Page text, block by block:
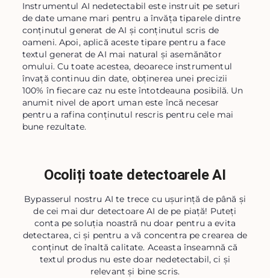
Instrumentul AI nedetectabil este instruit pe seturi
de date umane mari pentru a învăța tiparele dintre
conținutul generat de AI și conținutul scris de
oameni. Apoi, aplică aceste tipare pentru a face
textul generat de AI mai natural și asemănător
omului. Cu toate acestea, deoarece instrumentul
învață continuu din date, obținerea unei precizii
100% în fiecare caz nu este întotdeauna posibilă. Un
anumit nivel de aport uman este încă necesar
pentru a rafina conținutul rescris pentru cele mai
bune rezultate.
Ocoliți toate detectoarele AI
Bypasserul nostru AI te trece cu ușurință de până și
de cei mai dur detectoare AI de pe piață! Puteți
conta pe soluția noastră nu doar pentru a evita
detectarea, ci și pentru a vă concentra pe crearea de
conținut de înaltă calitate. Aceasta înseamnă că
textul produs nu este doar nedetectabil, ci și
relevant și bine scris.